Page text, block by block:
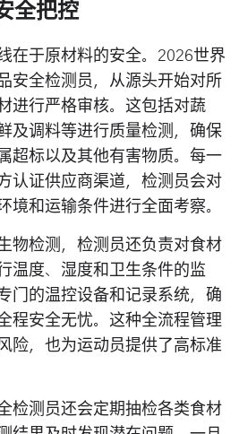
全把控
在于原材料的安全。2026世界
安全检测员，从源头开始对所
进行严格审核。这包括对蔬
及调料等进行质量检测，确保
超标以及其他有害物质。每一
认证供应商渠道，检测员会对
境和运输条件进行全面考察。
物检测，检测员还负责对食材
温度、湿度和卫生条件的监
门的温控设备和记录系统，确
程安全无忧。这种全流程管理
险，也为运动员提供了高标准
检测员还会定期抽检各类食材